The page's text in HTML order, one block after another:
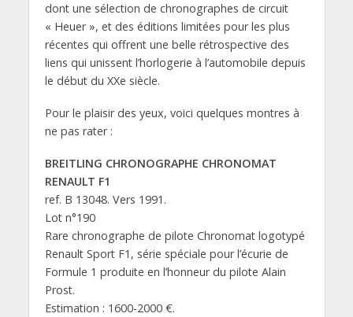
dont une sélection de chronographes de circuit
« Heuer », et des éditions limitées pour les plus
récentes qui offrent une belle rétrospective des
liens qui unissent l’horlogerie à l’automobile depuis
le début du XXe siècle.
Pour le plaisir des yeux, voici quelques montres à
ne pas rater :
BREITLING CHRONOGRAPHE CHRONOMAT
RENAULT F1
ref. B 13048. Vers 1991.
Lot n°190
Rare chronographe de pilote Chronomat logotypé
Renault Sport F1, série spéciale pour l’écurie de
Formule 1 produite en l’honneur du pilote Alain
Prost.
Estimation : 1600-2000 €.